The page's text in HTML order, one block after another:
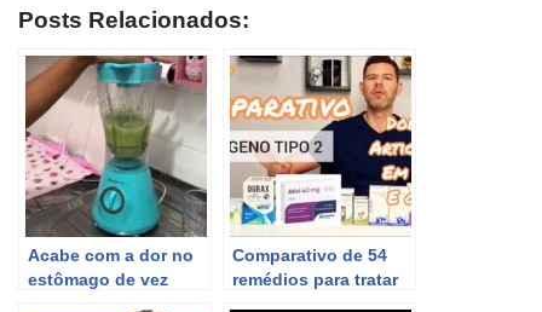
Posts Relacionados:
Acabe com a dor no
estômago de vez
Comparativo de 54
remédios para tratar